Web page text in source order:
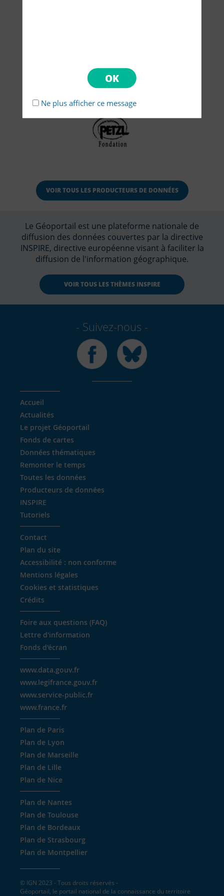
Ne plus afficher ce message
VOIR TOUS LES PRODUCTEURS DE DONNÉES
Le Géoportail est une plateforme nationale de
diffusion des données couvertes par la directive
INSPIRE, directive européenne visant à faciliter la
diffusion de l'information géographique.
VOIR TOUS LES THÈMES INSPIRE
Suivez-nous
Facebook Bluesky
Accueil
Actualités
Le projet Géoportail
Fonds de cartes
Données thématiques
Remonter le temps
Toutes les données
Producteurs de données
INSPIRE
Tutoriels
Contact
Plan du site
Accessibilité : non conforme
Mentions légales
Cookies et statistiques
Crédits
Foire aux questions (FAQ)
Lettre d'information
Fonds d'écran
www.data.gouv.fr
www.legifrance.gouv.fr
www.service-public.fr
www.france.fr
Plan de Paris
Plan de Lyon
Plan de Marseille
Plan de Lille
Plan de Nice
Plan de Nantes
Plan de Toulouse
Plan de Bordeaux
Plan de Strasbourg
Plan de Montpellier
© IGN 2023 - Tous droits réservés -
Géoportail, le portail national de la connaissance du territoire